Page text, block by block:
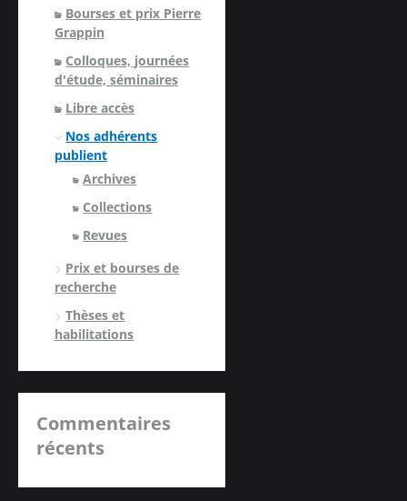
Bourses et prix Pierre
Grappin
Colloques, journées
d'étude, séminaires
Libre accès
Nos adhérents
publient
Archives
Collections
Revues
Prix et bourses de
recherche
Thèses et
habilitations
Commentaires
récents